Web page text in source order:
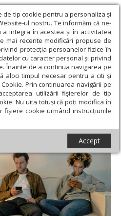
de tip cookie pentru a personaliza și
ul nostru. Te informăm că ne-
integra în acestea și în activitatea
mai recente modificări propuse de
protecția persoanelor fizice în
cu caracter personal și privind
Înainte de a continua navigarea pe
aloci timpul necesar pentru a citi și
Prin continuarea navigării pe
utilizării fişierelor de tip
Nu uita totuși că poți modifica în
fişiere cookie urmând instrucțiunile
Accept
Analiză › „Mami, tati, mă auziți?”.
Înstrăinarea